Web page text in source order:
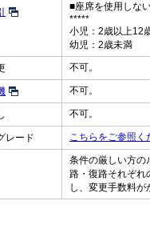
■座席を使用しな
*****
小児：2歳以上12
幼児：2歳未満
不可。
不可。
不可。
レード こちらをご参照く
条件の厳しい方の
路・復路それぞれ
し、変更手数料